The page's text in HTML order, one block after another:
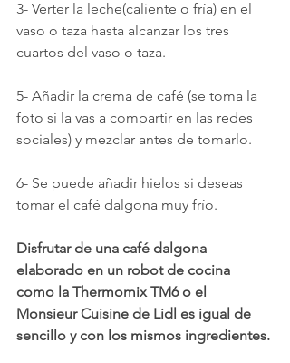
3- Verter la leche(caliente o fría) en el
vaso o taza hasta alcanzar los tres
cuartos del vaso o taza.
5- Añadir la crema de café (se toma la
foto si la vas a compartir en las redes
sociales) y mezclar antes de tomarlo.
6- Se puede añadir hielos si deseas
tomar el café dalgona muy frío.
Disfrutar de una café dalgona
elaborado en un robot de cocina
como la Thermomix TM6 o el
Monsieur Cuisine de Lidl es igual de
sencillo y con los mismos ingredientes.